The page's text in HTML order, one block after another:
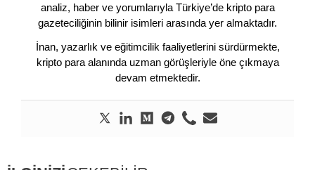
analiz, haber ve yorumlarıyla Türkiye’de kripto para
gazeteciliğinin bilinir isimleri arasında yer almaktadır.
İnan, yazarlık ve eğitimcilik faaliyetlerini sürdürmekte,
kripto para alanında uzman görüşleriyle öne çıkmaya
devam etmektedir.